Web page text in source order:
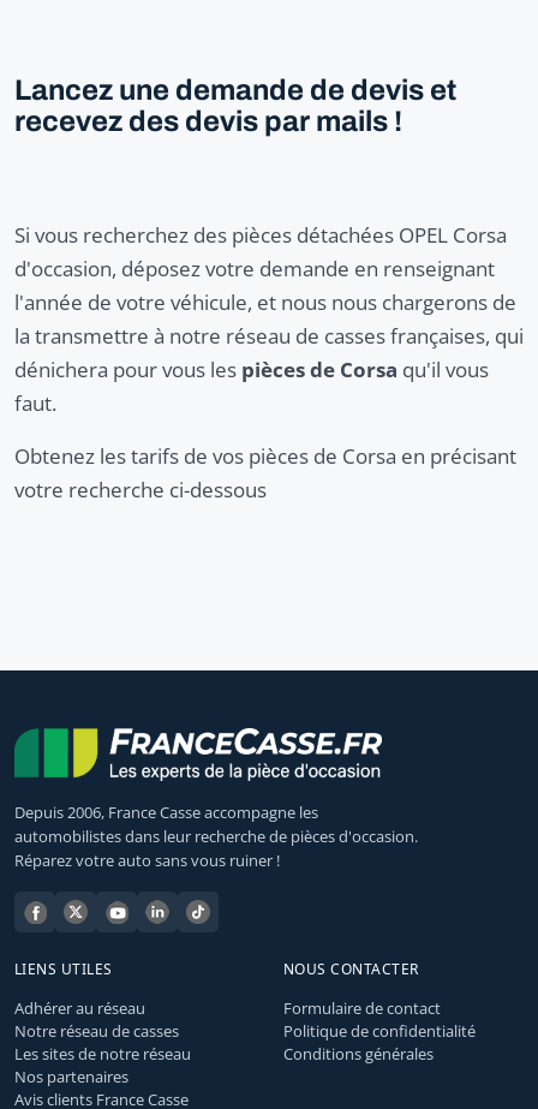
Lancez une demande de devis et
recevez des devis par mails !
Si vous recherchez des pièces détachées OPEL Corsa
d'occasion, déposez votre demande en renseignant
l'année de votre véhicule, et nous nous chargerons de
la transmettre à notre réseau de casses françaises, qui
dénichera pour vous les pièces de Corsa qu'il vous
faut.
Obtenez les tarifs de vos pièces de Corsa en précisant
votre recherche ci-dessous
Depuis 2006, France Casse accompagne les
automobilistes dans leur recherche de pièces d'occasion.
Réparez votre auto sans vous ruiner !
LIENS UTILES
Adhérer au réseau
Notre réseau de casses
Les sites de notre réseau
Nos partenaires
Avis clients France Casse
NOUS CONTACTER
Formulaire de contact
Politique de confidentialité
Conditions générales